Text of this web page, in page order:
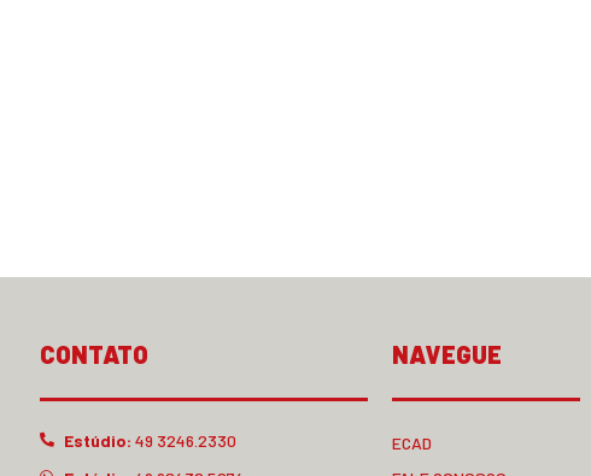
CONTATO
Estúdio: 49 3246.2330
NAVEGUE
ECAD